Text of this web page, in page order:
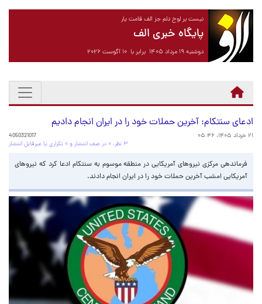
نیست بر لوح دلم جز الف قامت یار
پایگاه خبری الف
دوشنبه ۱۹ مرداد ۱۴۰۵ برابر با ۱۰ آگوست ۲۰۲۶
ادعای سنتکام: آخرین حملات خود را در ایران انجام دادیم
۲۱ خرداد ۱۴۰۵، ۰۵:۴۶
4050321017
۳ نظر، ۰ در صف انتشار و ۰ تکراری یا غیرقابل انتشار
فرماندهی مرکزی نیروهای آمریکایی در منطقه موسوم به سنتکام ادعا کرد که نیروهای
آمریکایی امشب آخرین حملات خود را در ایران انجام دادند.